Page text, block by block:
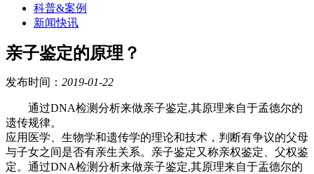
科普&案例
新闻快讯
亲子鉴定的原理？
发布时间： 2019-01-22
通过DNA检测分析来做亲子鉴定,其原理来自于孟德尔的
遗传规律。
应用医学、生物学和遗传学的理论和技术，判断有争议的父母
与子女之间是否有亲生关系。亲子鉴定又称亲权鉴定、父权鉴
定。通过DNA检测分析来做亲子鉴定,其原理来自于盂德尔的